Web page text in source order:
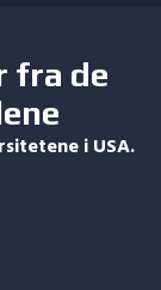
fra de
i USA.